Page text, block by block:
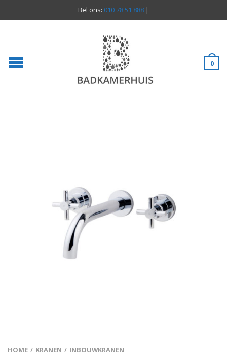
Bel ons: 010 78 51 888 |
0
HOME / KRANEN / INBOUWKRANEN